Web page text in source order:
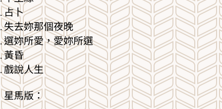
占卜
失去妳那個夜晚
選妳所愛，愛妳所選
黃昏
戲說人生
星馬版：